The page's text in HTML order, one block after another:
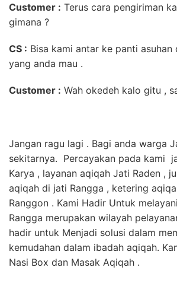
Customer : Terus cara pengiriman
gimana ?
CS : Bisa kami antar ke panti asuhan
yang anda mau .
Customer : Wah okedeh kalo gitu ,
Jangan ragu lagi . Bagi anda warga
sekitarnya. Percayakan pada kami
Karya , layanan aqiqah Jati Raden ,
aqiqah di jati Rangga , ketering
Ranggon . Kami Hadir Untuk
Rangga merupakan wilayah
hadir untuk Menjadi solusi dalam
kemudahan dalam ibadah aqiqah.
Nasi Box dan Masak Aqiqah .